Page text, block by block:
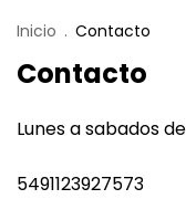
Inicio . Contacto
Contacto
Lunes a sabados de
5491123927573